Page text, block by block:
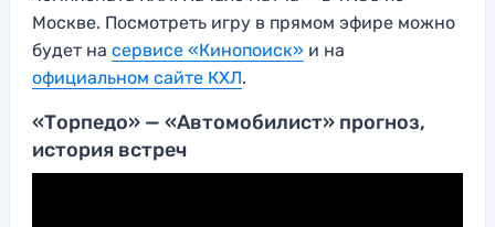
Москве. Посмотреть игру в прямом эфире можно
будет на сервисе «Кинопоиск» и на
официальном сайте КХЛ.
«Торпедо» — «Автомобилист» прогноз,
история встреч